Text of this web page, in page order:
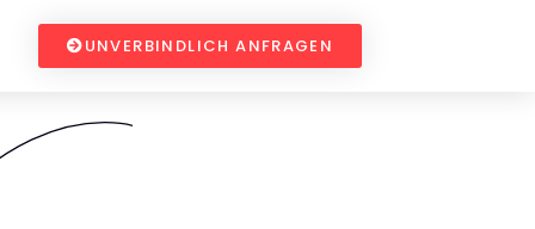
UNVERBINDLICH ANFRAGEN